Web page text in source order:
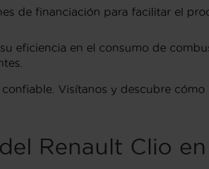
de financiación para facilitar el
eficiencia en el consumo de
Visítanos y descubre
Renault Clio